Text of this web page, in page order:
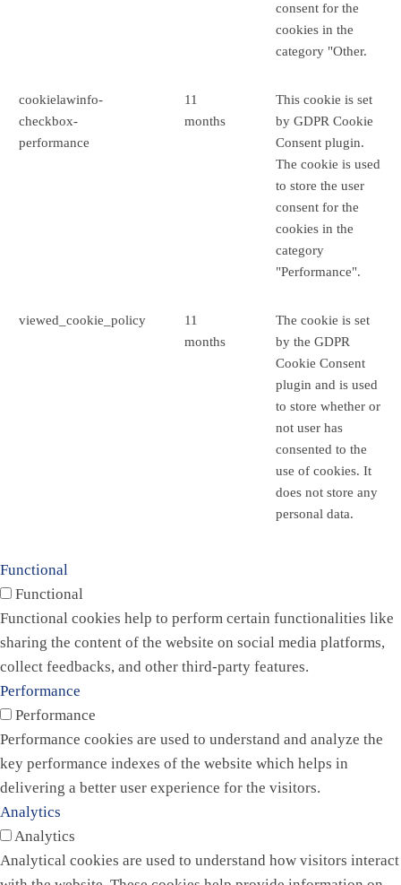
consent for the
cookies in the
category "Other.
cookielawinfo-
checkbox-
performance
11
months
This cookie is set
by GDPR Cookie
Consent plugin.
The cookie is used
to store the user
consent for the
cookies in the
category
"Performance".
viewed_cookie_policy
11
months
The cookie is set
by the GDPR
Cookie Consent
plugin and is used
to store whether or
not user has
consented to the
use of cookies. It
does not store any
personal data.
Functional
Functional
Functional cookies help to perform certain functionalities like
sharing the content of the website on social media platforms,
collect feedbacks, and other third-party features.
Performance
Performance
Performance cookies are used to understand and analyze the
key performance indexes of the website which helps in
delivering a better user experience for the visitors.
Analytics
Analytics
Analytical cookies are used to understand how visitors interact